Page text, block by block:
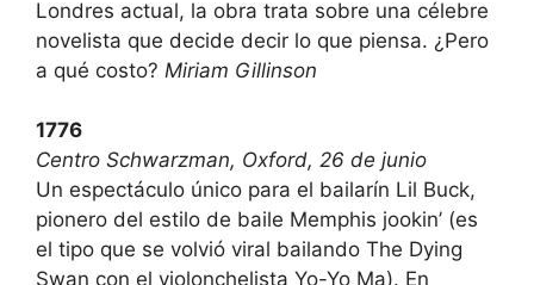
Londres actual, la obra trata sobre una célebre
novelista que decide decir lo que piensa. ¿Pero
a qué costo? Miriam Gillinson
1776
Centro Schwarzman, Oxford, 26 de junio
Un espectáculo único para el bailarín Lil Buck,
pionero del estilo de baile Memphis jookin’ (es
el tipo que se volvió viral bailando The Dying
Swan con el violonchelista Yo-Yo Ma). En